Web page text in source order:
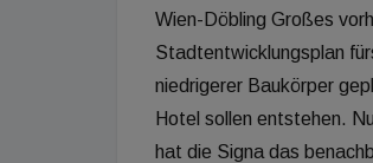
Wien-Döbling Großes
Stadtentwicklungsplan
niedrigerer Baukörper
Hotel sollen entstehen.
hat die Signa das